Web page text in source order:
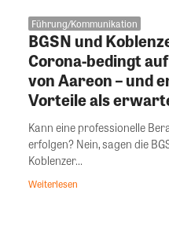
Führung/Kommunikation
BGSN und
Corona-bedingt
von Aareon – und
Vorteile als
Kann eine professionelle
erfolgen? Nein, sagen die
Koblenzer...
Weiterlesen